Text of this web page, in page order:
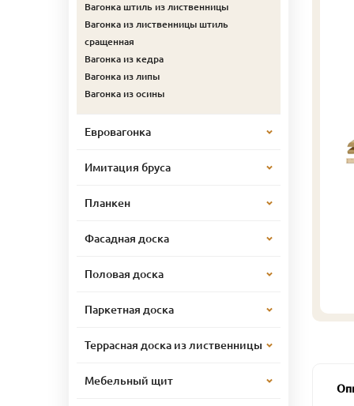
Вагонка штиль из лиственницы
Вагонка из лиственницы штиль
сращенная
Вагонка из кедра
Вагонка из липы
Вагонка из осины
Евровагонка
Имитация бруса
Планкен
Фасадная доска
Половая доска
Паркетная доска
Террасная доска из лиственницы
Мебельный щит